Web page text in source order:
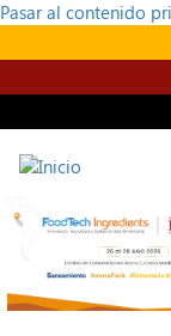
Pasar al contenido